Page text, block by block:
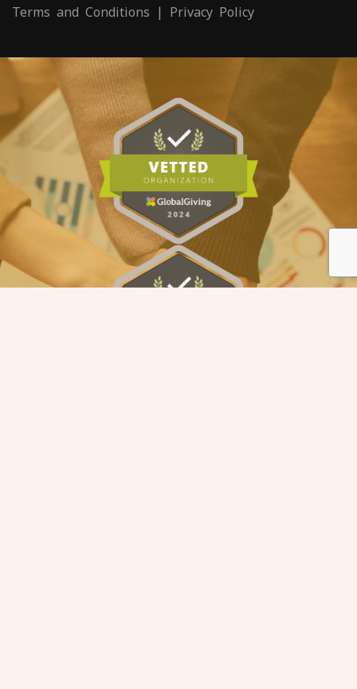
Terms and Conditions | Privacy Policy